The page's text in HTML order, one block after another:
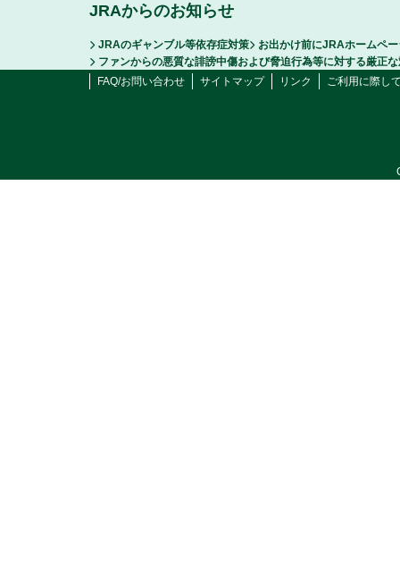
JRAからのお知らせ
JRAのギャンブル等依存症対策
お出かけ前にJRAホームペ
ファンからの悪質な誹謗中傷および脅迫行為等に対する厳正
FAQ/お問い合わせ
サイトマップ リンク ご利用に際し